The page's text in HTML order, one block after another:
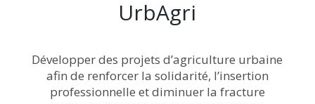
UrbAgri
Développer des projets d’agriculture urbaine
afin de renforcer la solidarité, l’insertion
professionnelle et diminuer la fracture